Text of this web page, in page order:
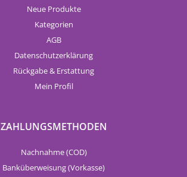
Neue Produkte
Kategorien
AGB
Datenschutzerklärung
Rückgabe & Erstattung
Mein Profil
ZAHLUNGSMETHODEN
Nachnahme (COD)
Banküberweisung (Vorkasse)